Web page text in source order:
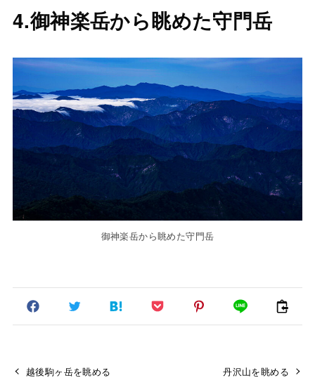
4.御神楽岳から眺めた守門岳
御神楽岳から眺めた守門岳
越後駒ヶ岳を眺める 丹沢山を眺める